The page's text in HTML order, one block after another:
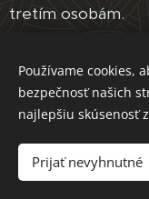
tretím osobám.
neurčitú. Osobné
elektronickej
spôsobom.
Používame cookies,
bezpečnosť našich
najlepšiu skúsenosť
Prijať nevyhnutné